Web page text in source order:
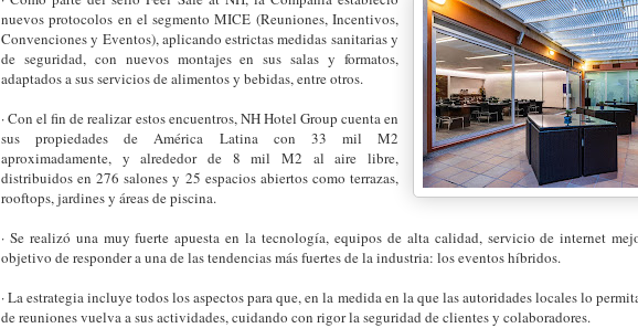
nuevos protocolos en el segmento MICE (Reuniones, Incentivos,
Convenciones y Eventos), aplicando estrictas medidas sanitarias y
de seguridad, con nuevos montajes en sus salas y formatos,
adaptados a sus servicios de alimentos y bebidas, entre otros.
· Con el fin de realizar estos encuentros, NH Hotel Group cuenta en
sus propiedades de América Latina con 33 mil M2
aproximadamente, y alrededor de 8 mil M2 al aire libre,
distribuidos en 276 salones y 25 espacios abiertos como terrazas,
rooftops, jardines y áreas de piscina.
· Se realizó una muy fuerte apuesta en la tecnología, equipos de alta calidad, servicio de internet
objetivo de responder a una de las tendencias más fuertes de la industria: los eventos híbridos.
· La estrategia incluye todos los aspectos para que, en la medida en la que las autoridades locales lo
de reuniones vuelva a sus actividades, cuidando con rigor la seguridad de clientes y colaboradores.